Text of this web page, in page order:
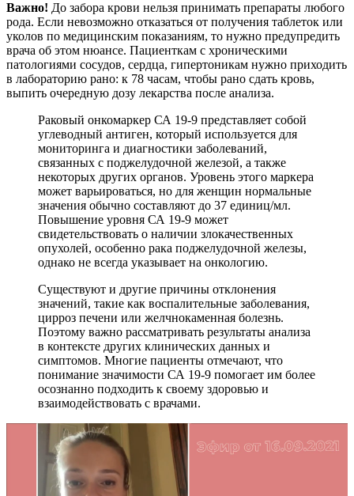
Важно! До забора крови нельзя принимать препараты любого
рода. Если невозможно отказаться от получения таблеток или
уколов по медицинским показаниям, то нужно предупредить
врача об этом нюансе. Пациенткам с хроническими
патологиями сосудов, сердца, гипертоникам нужно приходить
в лабораторию рано: к 78 часам, чтобы рано сдать кровь,
выпить очередную дозу лекарства после анализа.
Раковый онкомаркер СА 19-9 представляет собой
углеводный антиген, который используется для
мониторинга и диагностики заболеваний,
связанных с поджелудочной железой, а также
некоторых других органов. Уровень этого маркера
может варьироваться, но для женщин нормальные
значения обычно составляют до 37 единиц/мл.
Повышение уровня СА 19-9 может
свидетельствовать о наличии злокачественных
опухолей, особенно рака поджелудочной железы,
однако не всегда указывает на онкологию.
Существуют и другие причины отклонения
значений, такие как воспалительные заболевания,
цирроз печени или желчнокаменная болезнь.
Поэтому важно рассматривать результаты анализа
в контексте других клинических данных и
симптомов. Многие пациенты отмечают, что
понимание значимости СА 19-9 помогает им более
осознанно подходить к своему здоровью и
взаимодействовать с врачами.